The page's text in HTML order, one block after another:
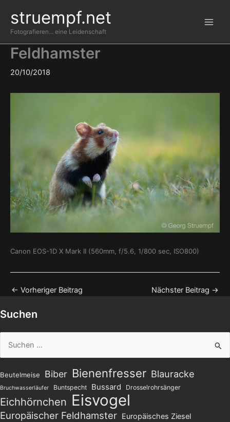
Inhalt
springen
struempf.net
Fotografieren... eine Leidenschaft
Feldhamster
20/10/2018
Canon EOS-1D X Mark II (560mm, f/5.6, 1/800 sec, ISO800)
← Vorheriger Beitrag Nächster Beitrag →
Suchen
nach:
Beutelmeise Biber Bienenfresser Blauracke
Bruchwasserläufer Buntspecht Bussard Drosselrohrsänger
Eichhörnchen Eisvogel
Europäischer Feldhamster Europäisches Ziesel